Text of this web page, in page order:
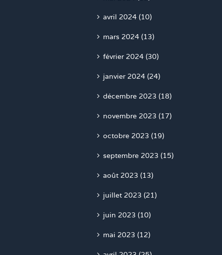
avril 2024 (10)
mars 2024 (13)
février 2024 (30)
janvier 2024 (24)
décembre 2023 (18)
novembre 2023 (17)
octobre 2023 (19)
septembre 2023 (15)
août 2023 (13)
juillet 2023 (21)
juin 2023 (10)
mai 2023 (12)
avril 2023 (25)